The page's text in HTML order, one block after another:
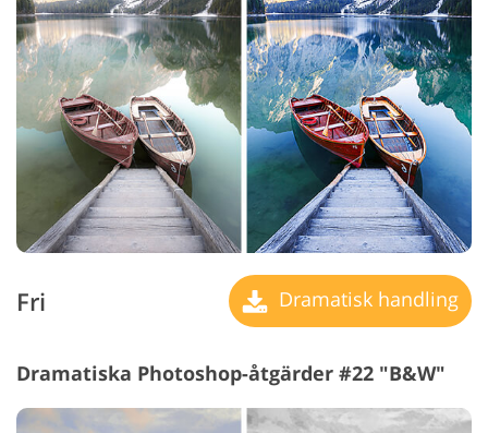
Fri Dramatisk handling
Dramatiska Photoshop-åtgärder #22 "B&W"